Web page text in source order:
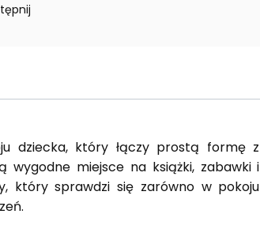
dziecka, który łączy prostą formę z
wygodne miejsce na książki, zabawki i
który sprawdzi się zarówno w pokoju